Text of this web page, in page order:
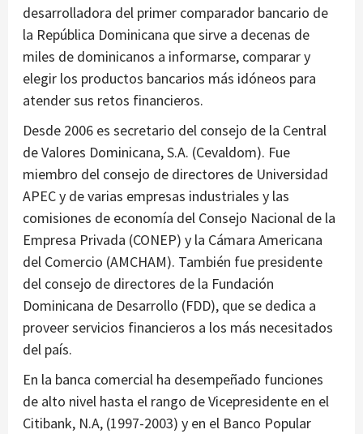
desarrolladora del primer comparador bancario de
la República Dominicana que sirve a decenas de
miles de dominicanos a informarse, comparar y
elegir los productos bancarios más idóneos para
atender sus retos financieros.
Desde 2006 es secretario del consejo de la Central
de Valores Dominicana, S.A. (Cevaldom). Fue
miembro del consejo de directores de Universidad
APEC y de varias empresas industriales y las
comisiones de economía del Consejo Nacional de la
Empresa Privada (CONEP) y la Cámara Americana
del Comercio (AMCHAM). También fue presidente
del consejo de directores de la Fundación
Dominicana de Desarrollo (FDD), que se dedica a
proveer servicios financieros a los más necesitados
del país.
En la banca comercial ha desempeñado funciones
de alto nivel hasta el rango de Vicepresidente en el
Citibank, N.A, (1997-2003) y en el Banco Popular